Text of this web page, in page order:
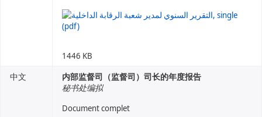
1446 KB
中文
内部监督司（监督司）司长的年度报告
秘书处编拟
Document complet